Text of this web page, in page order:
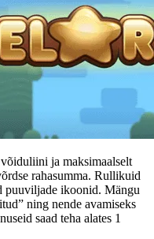
ja maksimaalselt
rahasumma. Rullikuid
puuviljade ikoonid. Mängu
ning nende avamiseks
saad teha alates 1